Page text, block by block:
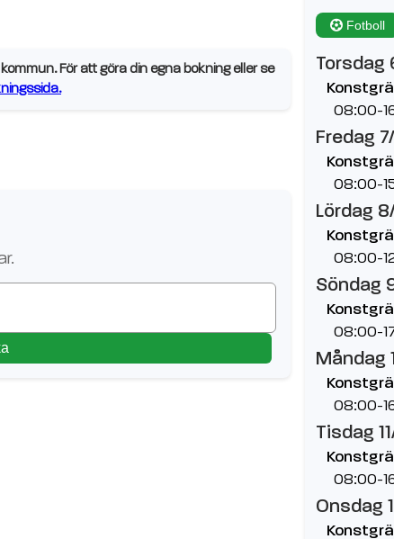
För att göra din egna bokning eller se
Fotboll
Torsdag
08:00-
Fredag
08:00-
Lördag
08:00-
Söndag
08:00-
Måndag
08:00-
Tisdag
08:00-
Onsdag